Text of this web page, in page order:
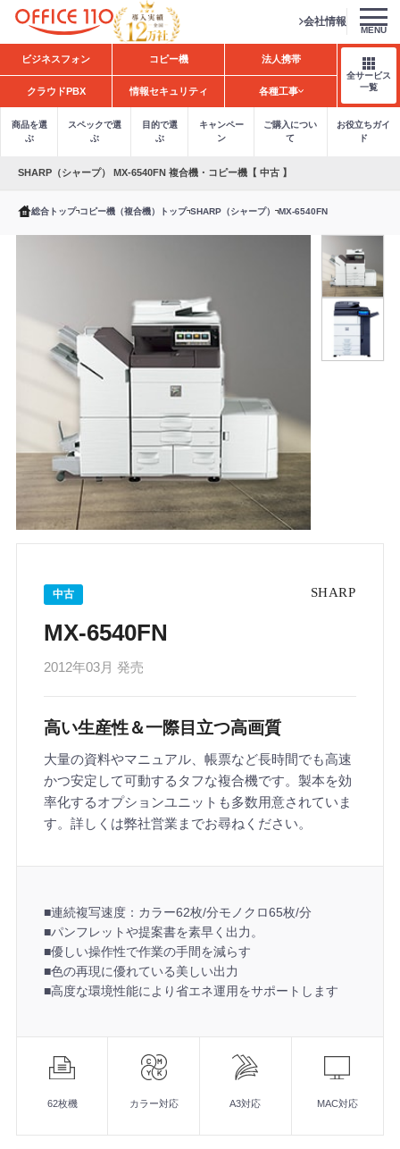
H
o
会社情報
MENU
ビジネスフォン コピー機 法人携帯
クラウドPBX 情報セキュリティ 各種工事
全サービス
一覧
商品を選
ぶ
スペックで選
ぶ
目的で選
ぶ
キャンペー
ン
ご購入につい
て
お役立ちガイ
ド
SHARP（シャープ） MX-6540FN 複合機・コピー機【 中古 】
総合トップ コピー機（複合機）トップ SHARP（シャープ） MX-6540FN
MX-6540FN
2012年03月 発売
中古
高い生産性＆一際目立つ高画質
大量の資料やマニュアル、帳票など長時間でも高速
かつ安定して可動するタフな複合機です。製本を効
率化するオプションユニットも多数用意されていま
す。詳しくは弊社営業までお尋ねください。
■連続複写速度：カラー62枚/分モノクロ65枚/分
■パンフレットや提案書を素早く出力。
■優しい操作性で作業の手間を減らす
■色の再現に優れている美しい出力
■高度な環境性能により省エネ運用をサポートします
■連続複写速度：カラー62枚/分モノクロ65枚/分
■パンフレットや提案書を素早く出力。
■色の再現に優れている美しい出力
62枚機 カラー対応 A3対応 MAC対応